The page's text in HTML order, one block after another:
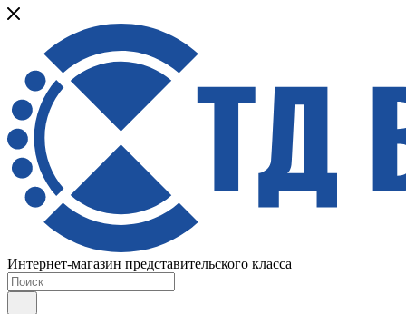
Интернет-магазин представительского класса